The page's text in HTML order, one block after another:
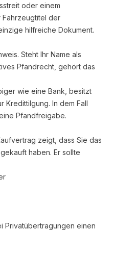
oder einem
der
hilfreiche Dokument.
Steht Ihr Name als
Pfandrecht, gehört das
wie eine Bank, besitzt
Kredittilgung. In dem Fall
Pfandfreigabe.
zeigt, dass Sie das
haben. Er sollte
Privatübertragungen einen